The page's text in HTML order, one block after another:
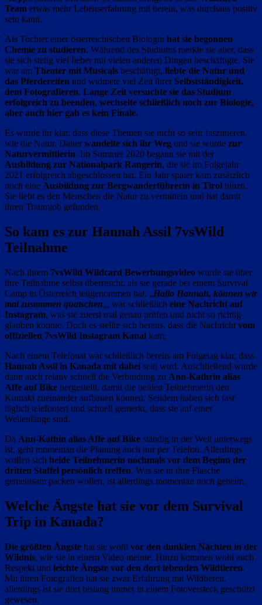
Team etwas mehr Lebenserfahrung mit herein, was durchaus positiv
sein kann.
Als Tochter einer österreichischen Biologin hat sie begonnen
Chemie zu studieren. Während des Studiums merkte sie aber, dass
sie sich stetig viel lieber mit vielen anderen Dingen beschäftigte. Sie
war am Theater mit Musicals beschäftigt, liebte die Natur und
das Pferdereiten und widmete viel Zeit ihrer Selbstständigkeit,
dem Fotografieren. Lange Zeit versuchte sie das Studium
erfolgreich zu beenden, wechselte schließlich noch zur Biologie,
aber auch hier gab es kein Finale.
Es wurde ihr klar, dass diese Themen sie nicht so sehr faszinieren,
wie die Natur. Daher wandelte sich ihr Weg und sie wurde zur
Naturvermittlerin. Im Sommer 2020 begann sie mit der
Ausbildung zur Nationalpark Rangerin, die sie im Folgejahr
2021 erfolgreich abgeschlossen hat. Ein Jahr später kam zusätzlich
noch eine Ausbildung zur Bergwanderführerin in Tirol hinzu.
Sie liebt es den Menschen die Natur zu vermitteln und hat damit
ihren Traumjob gefunden.
So kam es zur Hannah Assil 7vsWild
Teilnahme
Nach ihrem 7vsWild Wildcard Bewerbungsvideo wurde sie über
ihre Teilnahme selbst überrascht, als sie gerade bei einem Survival
Camp in Österreich teilgenommen hat. „Hallo Hannah, können wir
mal zusammen quatschen„, war schließlich eine Nachricht auf
Instagram, was sie zuerst mal genau prüfen und nicht so richtig
glauben konnte. Doch es stellte sich heraus, dass die Nachricht vom
offiziellen 7vsWild Instagram Kanal kam.
Nach einem Telefonat war schließlich bereits am Folgetag klar, dass
Hannah Assil in Kanada mit dabei sein wird. Anschließend wurde
dann auch relativ schnell die Verbindung zu Ann-Kathrin alias
Affe auf Bike hergestellt, damit die beiden Teilnehmerin den
Kontakt zueinander aufbauen können. Seitdem haben sich fast
täglich telefoniert und schnell gemerkt, dass sie auf einer
Wellenlänge sind.
Da Ann-Kathin alias Affe auf Bike ständig in der Welt unterwegs
ist, geht momentan die Planung auch nur per Telefon. Allerdings
wollen sich beide Teilnehmerin nochmals vor dem Beginn der
dritten Staffel persönlich treffen. Was sie in ihre Flasche
gemeinsam packen wollen, ist allerdings momentan noch geheim.
Welche Ängste hat sie vor dem Survival
Trip in Kanada?
Die größten Ängste hat sie wohl vor den dunklen Nächten in der
Wildnis, wie sie in einem Video meinte. Hinzu kommen wohl auch
Respekt und leichte Ängste vor den dort lebenden Wildtieren.
Mit ihren Fotografien hat sie zwar Erfahrung mit Wildtieren,
allerdings ist sie dort bislang immer in einem Fotoversteck geschützt
gewesen.